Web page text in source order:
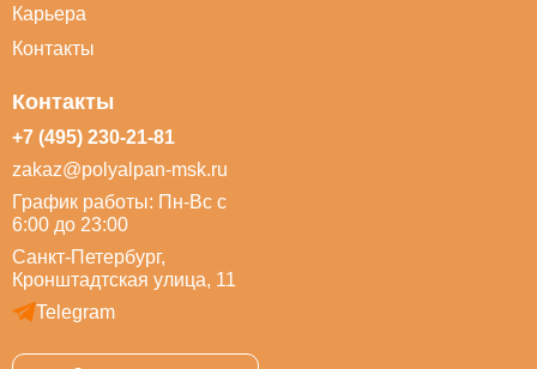
Карьера
Контакты
Контакты
+7 (495) 230-21-81
zakaz@polyalpan-msk.ru
График работы: Пн-Вс с
6:00 до 23:00
Санкт-Петербург,
Кронштадтская улица, 11
Telegram